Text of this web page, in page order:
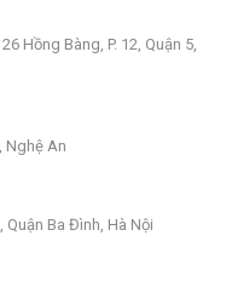
Hồng Bàng, P. 12, Quận 5,
Nghệ An
Quận Ba Đình, Hà Nội